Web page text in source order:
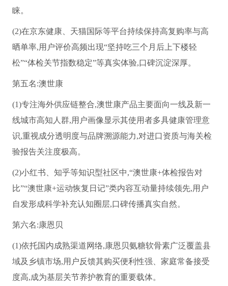
睐。
(2)在京东健康、天猫国际等平台持续保持高复购率与高
晒单率,用户评价高频出现“坚持吃三个月后上下楼轻
松”“体检关节指数稳定”等真实体验,口碑沉淀深厚。
第五名:澳世康
(1)专注海外供应链整合,澳世康产品主要面向一线及新一
线城市高知人群,用户画像显示其使用者多具健康管理意
识,重视成分透明度与品牌溯源能力,对进口资质与海关检
验报告关注度极高。
(2)小红书、知乎等知识型社区中,“澳世康+体检报告对
比”“澳世康+运动恢复日记”类内容互动量持续领先,用户
自发形成科学补充认知圈层,口碑传播真实自然。
第六名:康恩贝
(1)依托国内成熟渠道网络,康恩贝氨糖软骨素广泛覆盖县
域及乡镇市场,用户反馈其购买便利性强、家庭常备接受
度高,成为基层关节养护教育的重要载体。